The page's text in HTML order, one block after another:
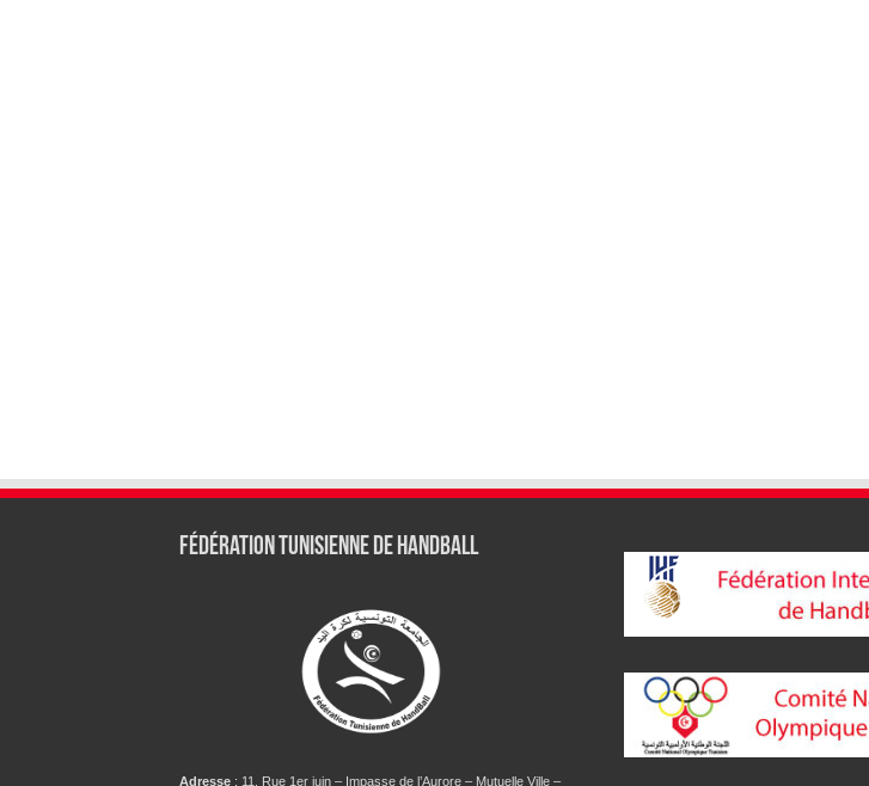
Fédération tunisienne de Handball
Adresse: 11, Rue 1er juin – Impasse de l’Aurore – Mutuelle Ville –